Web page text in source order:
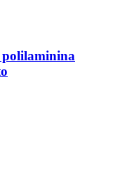
polilaminina